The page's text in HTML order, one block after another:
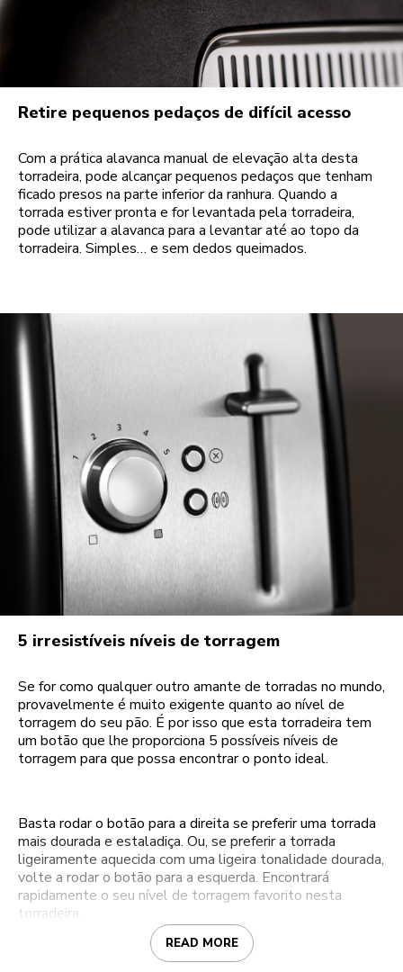
Retire pequenos pedaços de difícil acesso
Com a prática alavanca manual de elevação alta desta
torradeira, pode alcançar pequenos pedaços que tenham
ficado presos na parte inferior da ranhura. Quando a
torrada estiver pronta e for levantada pela torradeira,
pode utilizar a alavanca para a levantar até ao topo da
torradeira. Simples… e sem dedos queimados.
5 irresistíveis níveis de torragem
Se for como qualquer outro amante de torradas no mundo,
provavelmente é muito exigente quanto ao nível de
torragem do seu pão. É por isso que esta torradeira tem
um botão que lhe proporciona 5 possíveis níveis de
torragem para que possa encontrar o ponto ideal.
Basta rodar o botão para a direita se preferir uma torrada
mais dourada e estaladiça. Ou, se preferir a torrada
ligeiramente aquecida com uma ligeira tonalidade dourada,
volte a rodar o botão para a esquerda. Encontrará
rapidamente o seu nível de torragem favorito nesta
torradeira.
READ MORE